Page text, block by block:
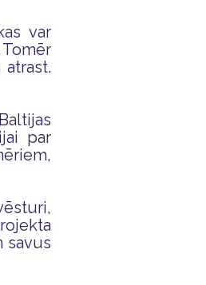
var
par
savus